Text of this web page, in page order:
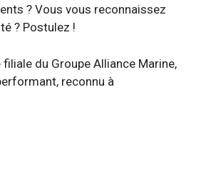
? Vous vous reconnaissez
? Postulez !
du Groupe Alliance Marine,
reconnu à